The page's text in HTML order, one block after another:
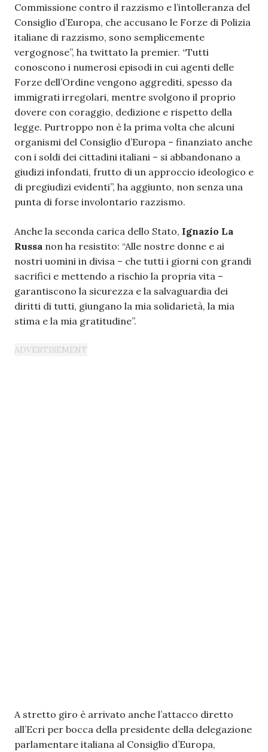
Commissione contro il razzismo e l’intolleranza del
Consiglio d’Europa, che accusano le Forze di Polizia
italiane di razzismo, sono semplicemente
vergognose”, ha twittato la premier. “Tutti
conoscono i numerosi episodi in cui agenti delle
Forze dell’Ordine vengono aggrediti, spesso da
immigrati irregolari, mentre svolgono il proprio
dovere con coraggio, dedizione e rispetto della
legge. Purtroppo non è la prima volta che alcuni
organismi del Consiglio d’Europa – finanziato anche
con i soldi dei cittadini italiani – si abbandonano a
giudizi infondati, frutto di un approccio ideologico e
di pregiudizi evidenti”, ha aggiunto, non senza una
punta di forse involontario razzismo.
Anche la seconda carica dello Stato, Ignazio La
Russa non ha resistito: “Alle nostre donne e ai
nostri uomini in divisa – che tutti i giorni con grandi
sacrifici e mettendo a rischio la propria vita –
garantiscono la sicurezza e la salvaguardia dei
diritti di tutti, giungano la mia solidarietà, la mia
stima e la mia gratitudine”.
A stretto giro è arrivato anche l’attacco diretto
all’Ecri per bocca della presidente della delegazione
parlamentare italiana al Consiglio d’Europa,